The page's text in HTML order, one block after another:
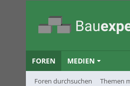
FOREN
Foren durchsuchen Themen
MEDIEN